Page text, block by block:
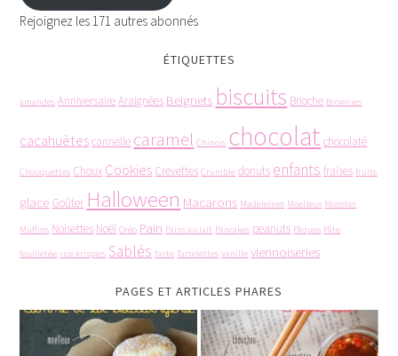
Rejoignez les 171 autres abonnés
ÉTIQUETTES
amandes AnniversaireAraignées Beignets biscuits Brioche Brownies
cacahuètescannelle caramel Chinois chocolat chocolaté
Chouquettes Choux Cookies Crevettes Crumble donuts enfants fraises fruits
glace Goûter Halloween Macarons Madeleines Moelleux Monster
Muffins Noisettes Noël Oréo Pain Pains au lait Pancakes peanuts Pâques Pâte
feuilletée rice krispies Sablés tarte Tartelettes vanille viennoiseries
PAGES ET ARTICLES PHARES